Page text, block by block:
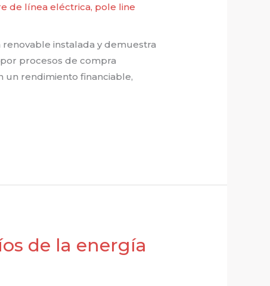
de línea eléctrica, pole line
instalada y demuestra
procesos de compra
un rendimiento financiable,
de la energía